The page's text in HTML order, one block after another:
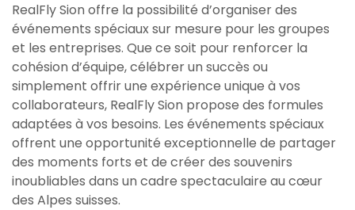
RealFly Sion offre la possibilité d’organiser des
événements spéciaux sur mesure pour les groupes
et les entreprises. Que ce soit pour renforcer la
cohésion d’équipe, célébrer un succès ou
simplement offrir une expérience unique à vos
collaborateurs, RealFly Sion propose des formules
adaptées à vos besoins. Les événements spéciaux
offrent une opportunité exceptionnelle de partager
des moments forts et de créer des souvenirs
inoubliables dans un cadre spectaculaire au cœur
des Alpes suisses.